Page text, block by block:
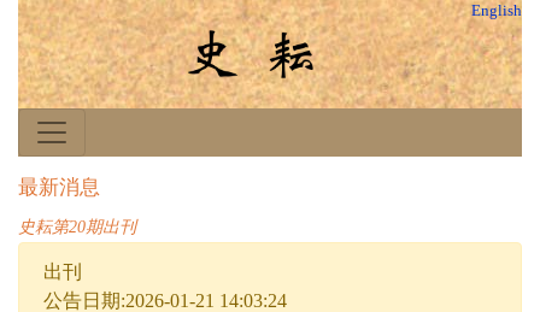
English
最新消息
史耘第20期出刊
出刊
公告日期:2026-01-21 14:03:24